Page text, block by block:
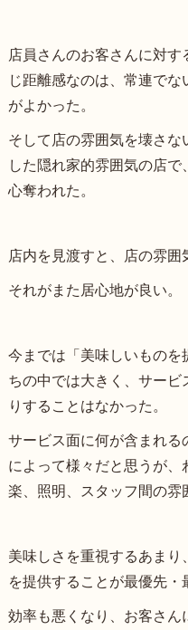
店員さんのお客さんに対
じ距離感なのは、常連で
がよかった。
そして店の雰囲気を壊さ
した隠れ家的雰囲気の店
心奪われた。
店内を見渡すと、店の雰囲
それがまた居心地が良い。
今までは「美味しいもの
ちの中では大きく、サー
りすることはなかった。
サービス面に何が含まれ
によって様々だと思うが
楽、照明、スタッフ間の雰
美味しさを重視するあま
を提供することが最優先・
効率も悪くなり、お客さ